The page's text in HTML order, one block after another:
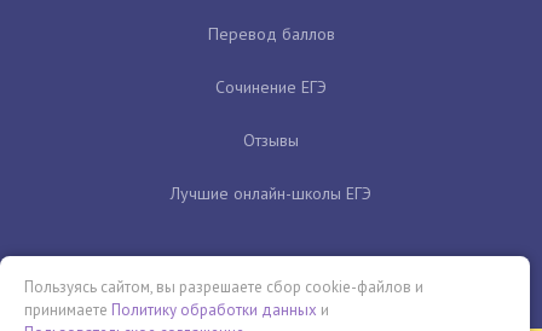
Перевод баллов
Сочинение ЕГЭ
Отзывы
Лучшие онлайн-школы ЕГЭ
Пользуясь сайтом, вы разрешаете сбор cookie-файлов и
принимаете Политику обработки данных и